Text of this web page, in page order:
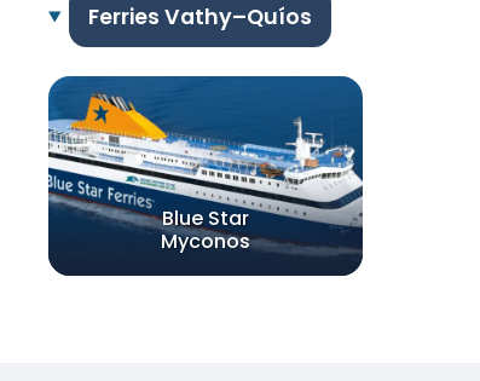
Ferries Vathy–Quíos
Blue Star
Myconos